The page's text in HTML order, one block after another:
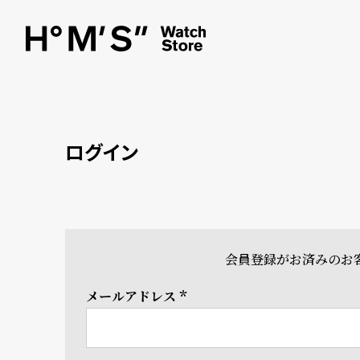
ログイン
会員登録がお済みのお
メールアドレス
(必